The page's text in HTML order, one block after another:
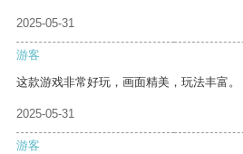
2025-05-31
游客
这款游戏非常好玩，画面精美，玩法丰富。
2025-05-31
游客